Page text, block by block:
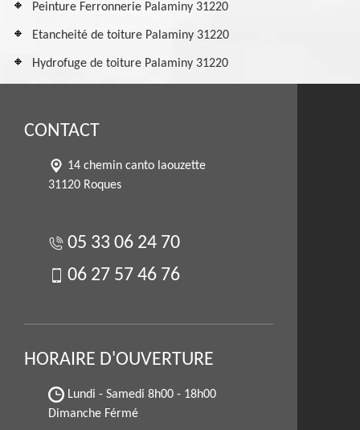
Peinture Ferronnerie Palaminy 31220
Etancheité de toiture Palaminy 31220
Hydrofuge de toiture Palaminy 31220
CONTACT
14 chemin canto laouzette
31120 Roques
05 33 06 24 70
06 27 57 46 76
HORAIRE D'OUVERTURE
Lundi - Samedi 8h00 - 18h00
Dimanche Férmé